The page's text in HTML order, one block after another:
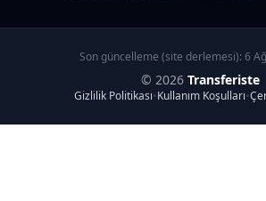
Son güncelleme (site derlemesi): 6
© 2026 Transferiste
Gizlilik Politikası•Kullanım Koşulları•